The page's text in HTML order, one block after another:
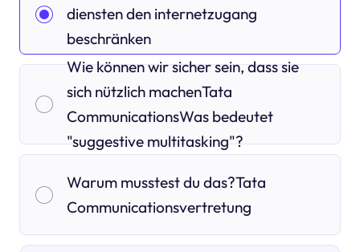
diensten den internetzugang
beschränken
Wie können wir sicher sein, dass sie
sich nützlich machenTata
CommunicationsWas bedeutet
"suggestive multitasking"?
Warum musstest du das?Tata
Communicationsvertretung